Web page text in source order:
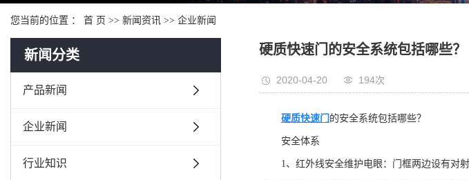
您当前的位置 ： 首 页 >> 新闻资讯 >> 企业新闻
新闻分类
产品新闻
企业新闻
行业知识
硬质快速门的安全系统包括哪些？
2020-04-20 194次
硬质快速门 的安全系统包括哪些？
安全体系
1、红外线安全维护电眼：门框两边设有对